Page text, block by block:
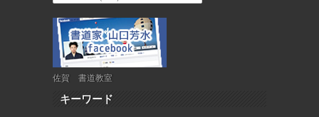
佐賀 書道教室
キーワード